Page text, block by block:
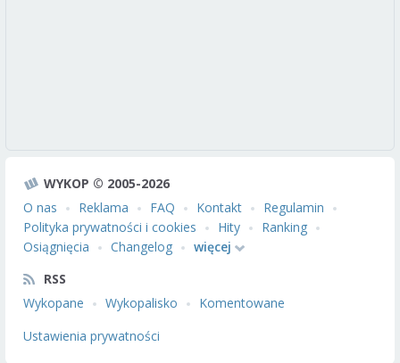
WYKOP © 2005-2026
O nas
Reklama FAQ Kontakt
Regulamin
Polityka prywatności i cookies
Hity
Ranking
Osiągnięcia
Changelog
więcej
RSS
Wykopane
Wykopalisko
Komentowane
Ustawienia prywatności